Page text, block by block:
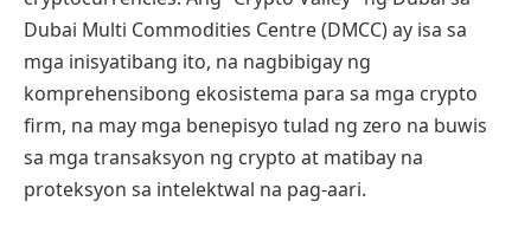
Dubai Multi Commodities Centre (DMCC) ay isa sa
mga inisyatibang ito, na nagbibigay ng
komprehensibong ekosistema para sa mga crypto
firm, na may mga benepisyo tulad ng zero na buwis
sa mga transaksyon ng crypto at matibay na
proteksyon sa intelektwal na pag-aari.